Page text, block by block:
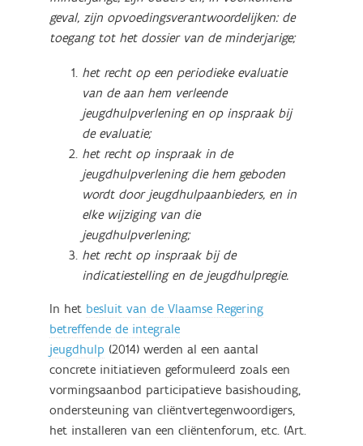
geval, zijn opvoedingsverantwoordelijken: de
toegang tot het dossier van de minderjarige;
het recht op een periodieke evaluatie
van de aan hem verleende
jeugdhulpverlening en op inspraak bij
de evaluatie;
het recht op inspraak in de
jeugdhulpverlening die hem geboden
wordt door jeugdhulpaanbieders, en in
elke wijziging van die
jeugdhulpverlening;
het recht op inspraak bij de
indicatiestelling en de jeugdhulpregie.
In het besluit van de Vlaamse Regering
betreffende de integrale
jeugdhulp (2014) werden al een aantal
concrete initiatieven geformuleerd zoals een
vormingsaanbod participatieve basishouding,
ondersteuning van cliëntvertegenwoordigers,
het installeren van een cliëntenforum, etc. (Art.